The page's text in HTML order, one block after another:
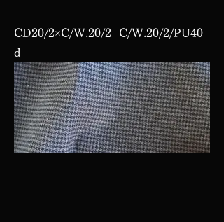
CD20/2×C/W.20/2+C/W.20/2/PU40
d